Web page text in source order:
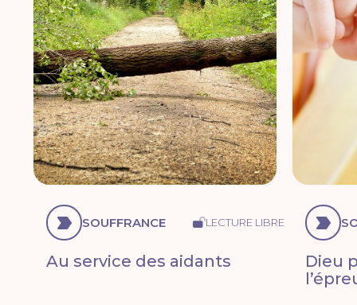
SOUFFRANCE LECTURE LIBRE
Au service des aidants
Dieu